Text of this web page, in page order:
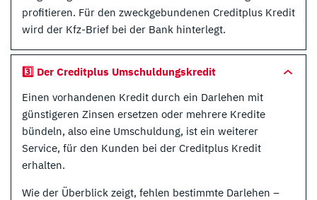
profitieren. Für den zweckgebundenen Creditplus Kredit
wird der Kfz-Brief bei der Bank hinterlegt.
3️⃣ Der Creditplus Umschuldungskredit
Einen vorhandenen Kredit durch ein Darlehen mit
günstigeren Zinsen ersetzen oder mehrere Kredite
bündeln, also eine Umschuldung, ist ein weiterer
Service, für den Kunden bei der Creditplus Kredit
erhalten.
Wie der Überblick zeigt, fehlen bestimmte Darlehen –